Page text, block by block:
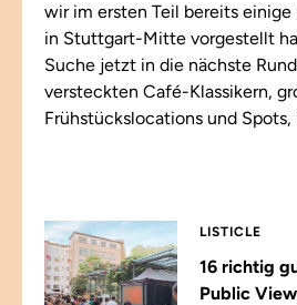
wir im ersten Teil bereits einige
in Stuttgart-Mitte vorgestellt
Suche jetzt in die nächste
versteckten Café-Klassikern,
Frühstückslocations und Spots,
LISTICLE
16 richtig
Public